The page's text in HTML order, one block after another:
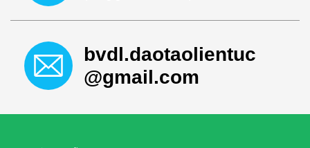
bvdl.daotaolientuc
@gmail.com